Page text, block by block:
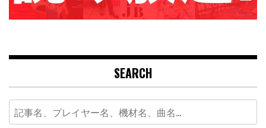
SEARCH
Search
for: